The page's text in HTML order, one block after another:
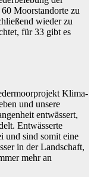
Moorstandorte zu
wieder zu
für 33 gibt es
Klima-
und unsere
entwässert,
Entwässerte
und sind somit eine
in der Landschaft,
mehr an